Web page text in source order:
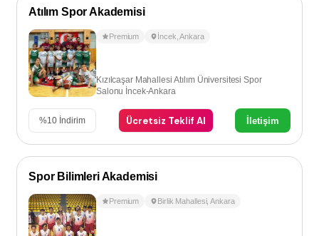
Atılım Spor Akademisi
Premium İncek ,Ankara
Kızılcaşar Mahallesi Atılım Üniversitesi Spor
Salonu İncek-Ankara
%10 İndirim Ücretsiz Teklif Al İletişim
Spor Bilimleri Akademisi
Premium Birlik Mahallesi,Ankara